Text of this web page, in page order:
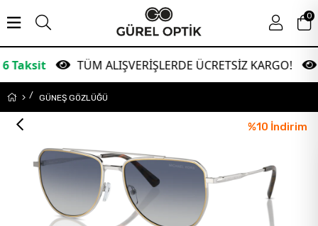
TÜM ALIŞVERİŞLERDE ÜCRETSİZ KARGO!
0
GÜNEŞ GÖZLÜĞÜ
%10 İndirim